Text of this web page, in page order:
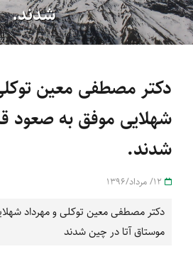
شدند.
دکتر مصطفی معین
شهلایی موفق به صعود
شدند.
دکتر مصطفی معین توکلی و مهرداد
موستاق آتا در چین شدند